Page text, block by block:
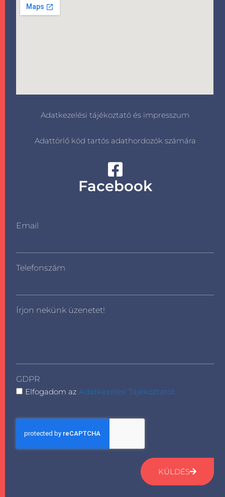
Adatkezelési tájékoztató és impresszum
Adattörlő kód tartós adathordozók számára
Facebook
Email
Telefonszám
Írjon nekünk üzenetet!
GDPR
Elfogadom azAdatkezelési Tájékoztatót.
KÜLDÉS